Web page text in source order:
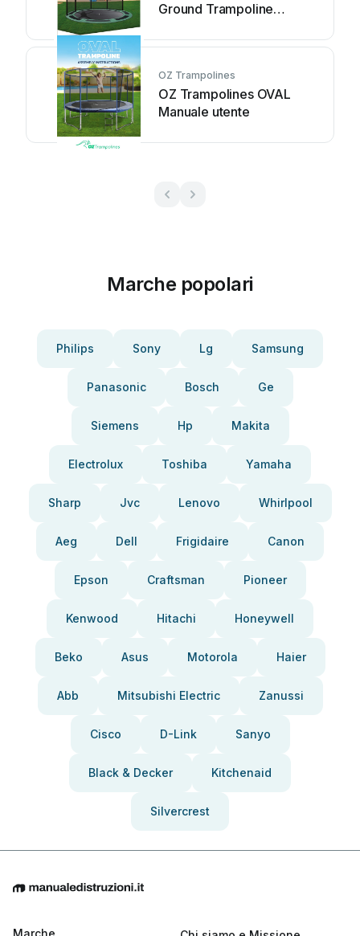
Ground Trampoline
OZ Trampolines
OZ Trampolines OVAL
Manuale utente
Marche popolari
Philips Sony Lg Samsung
Panasonic Bosch Ge
Siemens Hp Makita
Electrolux Toshiba Yamaha
Sharp Jvc Lenovo Whirlpool
Aeg Dell Frigidaire Canon
Epson Craftsman Pioneer
Kenwood Hitachi Honeywell
Beko Asus Motorola Haier
Abb Mitsubishi Electric Zanussi
Cisco D-Link Sanyo
Black & Decker Kitchenaid
Silvercrest